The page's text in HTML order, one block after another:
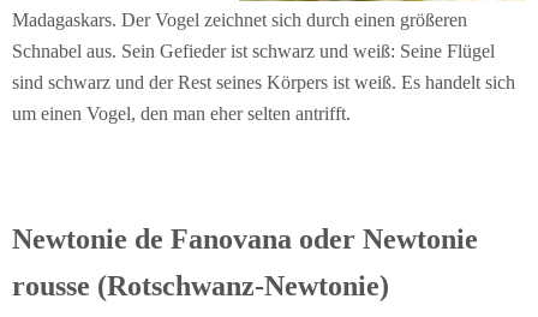
Madagaskars. Der Vogel zeichnet sich durch einen größeren
Schnabel aus. Sein Gefieder ist schwarz und weiß: Seine Flügel
sind schwarz und der Rest seines Körpers ist weiß. Es handelt sich
um einen Vogel, den man eher selten antrifft.
Newtonie de Fanovana oder Newtonie
rousse (Rotschwanz-Newtonie)